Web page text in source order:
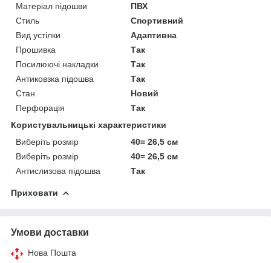
Матеріал підошви
ПВХ
Стиль
Спортивний
Вид устілки
Адаптивна
Прошивка
Так
Посилюючі накладки
Так
Антиковзка підошва
Так
Стан
Новий
Перфорація
Так
Користувальницькі характеристики
Виберіть розмір
40= 26,5 см
Виберіть розмір
40= 26,5 см
Антислизова підошва
Так
Приховати
Умови доставки
Нова Пошта